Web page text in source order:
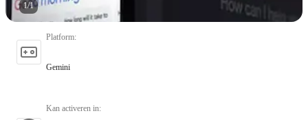
1/1
Platform:
Gemini
Kan activeren in: